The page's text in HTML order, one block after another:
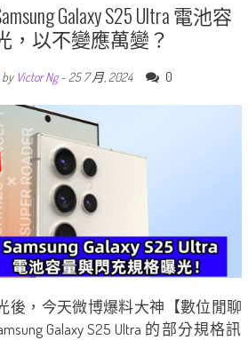
Galaxy S25 Ultra 電池容
，以不變應萬變？
by Victor Ng- 25 7 月, 2024 0
後，今天微博爆料大神【數位閒聊
Galaxy S25 Ultra 的部分規格訊​​